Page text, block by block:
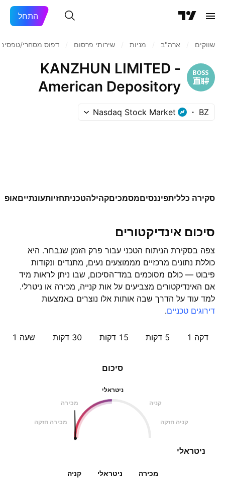
התחל
שווקים ארה"ב‏ מניות‏ שירותי פרסום דפוס מסחרי/טפסים
KANZHUN LIMITED -
American Depository
Shares
BZ
Nasdaq Stock Market
סקירה כלליתפיננסיםמסמכיםקהילהטכניתחזיותעונתיים
סיכום אינדיקטורים
צפה בסקירת הניתוח הטכני עבור פרק הזמן שנבחר. היא
כוללת נתונים מרכזיים מממוצעים נעים, מתנדים ונקודות
פיבוט — כולם מסוכמים במד־הסיכום, שבו ניתן לראות מיד
אם האינדיקטורים מצביעים על אות קנייה, מכירה או ניטרלי.
למד עוד על הדרך שבה אותות אלו נוצרים באמצעות
דירוגים טכניים.
דקה 1 5 דקות 15 דקות 30 דקות שעה ‎1‎
סיכום
ניטראלי
מכירה
קניה
מכירה חזקה קניה חזקה
ניטראלי
מכירה ניטראלי קניה